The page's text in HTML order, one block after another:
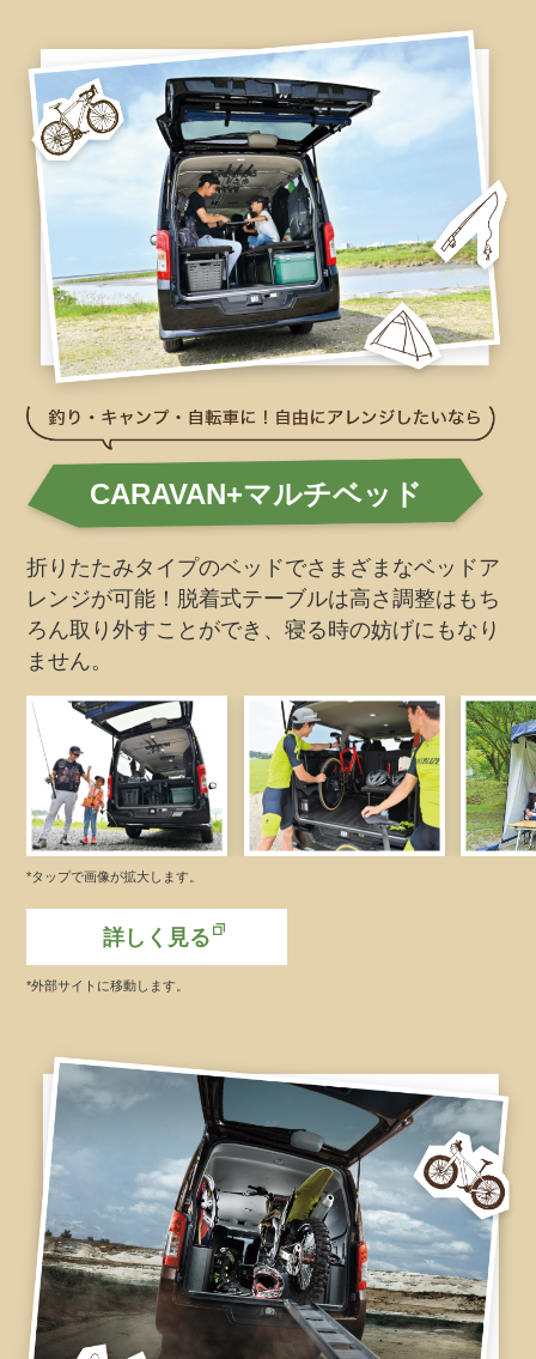
CARAVAN+マルチベッド
折りたたみタイプのベッドでさまざまなベッドア
レンジが可能！ 脱着式テーブルは高さ調整はもち
ろん取り外すことができ、寝る時の妨げにもなり
ません。
*タップで画像が拡大します。
詳しく見る
*外部サイトに移動します。